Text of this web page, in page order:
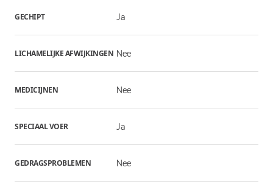
GECHIPT Ja
LICHAMELIJKE AFWIJKINGEN Nee
MEDICIJNEN Nee
SPECIAAL VOER Ja
GEDRAGSPROBLEMEN Nee